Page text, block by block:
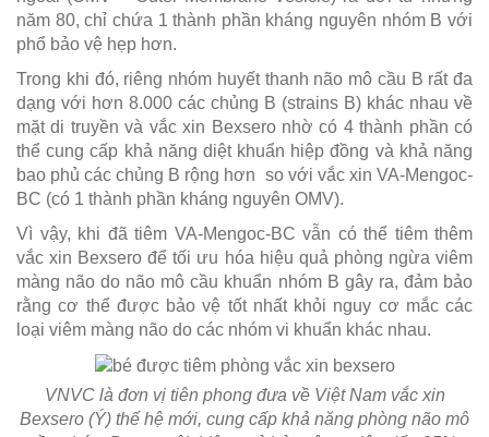
năm 80, chỉ chứa 1 thành phần kháng nguyên nhóm B với
phổ bảo vệ hẹp hơn.
Trong khi đó, riêng nhóm huyết thanh não mô cầu B rất đa
dạng với hơn 8.000 các chủng B (strains B) khác nhau về
mặt di truyền và vắc xin Bexsero nhờ có 4 thành phần có
thể cung cấp khả năng diệt khuẩn hiệp đồng và khả năng
bao phủ các chủng B rộng hơn so với vắc xin VA-Mengoc-
BC (có 1 thành phần kháng nguyên OMV).
Vì vậy, khi đã tiêm VA-Mengoc-BC vẫn có thể tiêm thêm
vắc xin Bexsero để tối ưu hóa hiệu quả phòng ngừa viêm
màng não do não mô cầu khuẩn nhóm B gây ra, đảm bảo
rằng cơ thể được bảo vệ tốt nhất khỏi nguy cơ mắc các
loại viêm màng não do các nhóm vi khuẩn khác nhau.
VNVC là đơn vị tiên phong đưa về Việt Nam vắc xin
Bexsero (Ý) thế hệ mới, cung cấp khả năng phòng não mô